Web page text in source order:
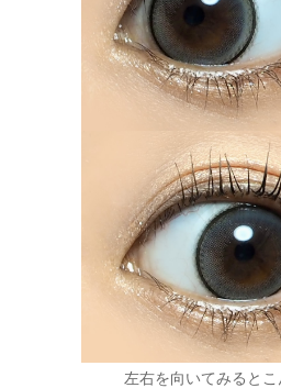
左右を向いてみるとこ